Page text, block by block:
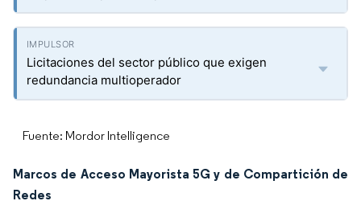
Licitaciones del sector público que exigen
redundancia multioperador
Fuente: Mordor Intelligence
Marcos de Acceso Mayorista 5G y de Compartición de
Redes